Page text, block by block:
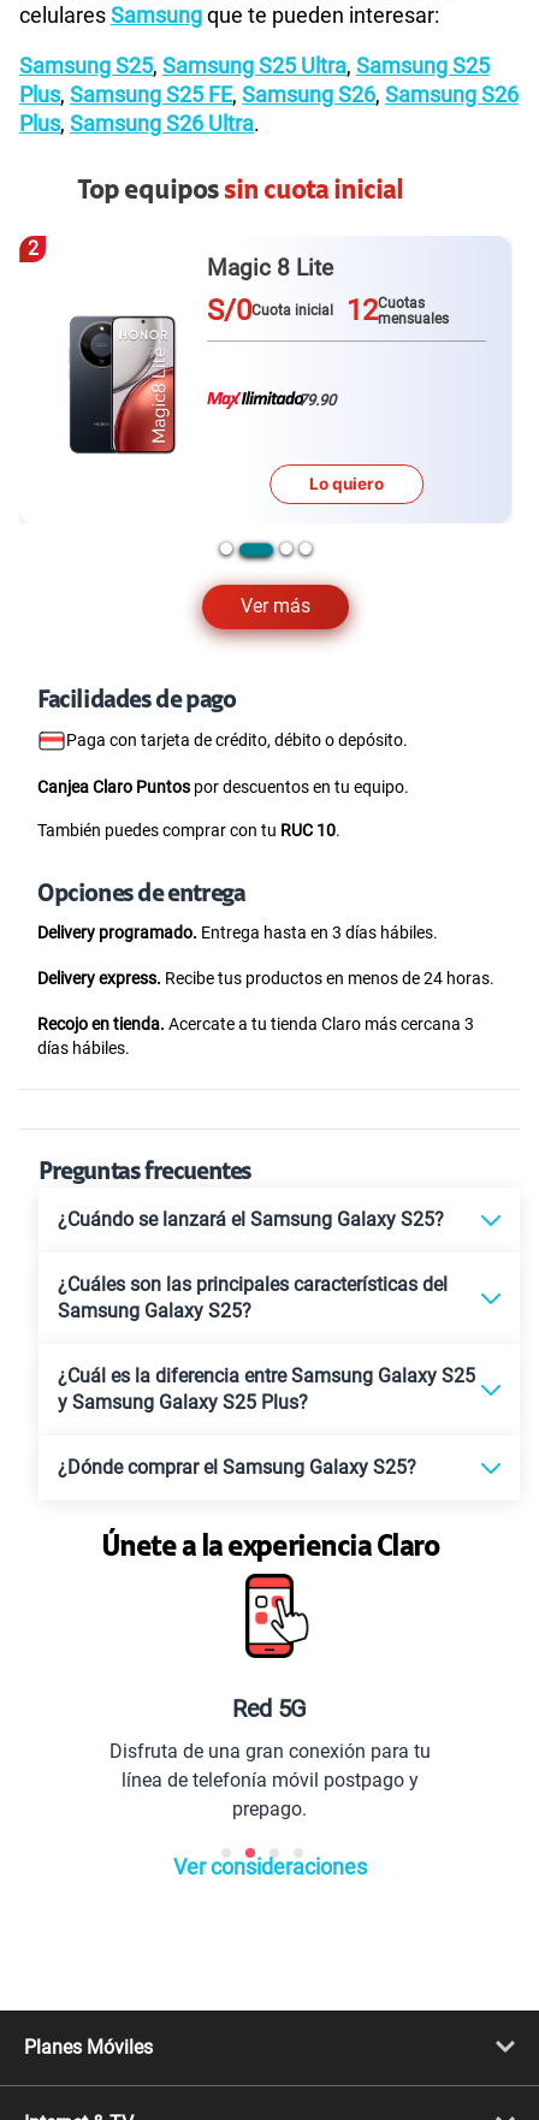
celularesSamsungque te pueden interesar:
Samsung S25, Samsung S25 Ultra, Samsung S25
Plus, Samsung S25 FE, Samsung S26, Samsung S26
Plus, Samsung S26 Ultra.
Top equipossin cuota inicial
Ver más
2
Magic 8 Lite
S/0Cuota inicial 12Cuotas
mensuales
79.90
Lo quiero
Facilidades de pago
Paga con tarjeta de crédito, débito o depósito.
Canjea Claro Puntos por descuentos en tu equipo.
También puedes comprar con tu RUC 10.
Opciones de entrega
Delivery programado. Entrega hasta en 3 días hábiles.
Delivery express. Recibe tus productos en menos de 24 horas.
Recojo en tienda. Acercate a tu tienda Claro más cercana 3
días hábiles.
Preguntas frecuentes
¿Cuándo se lanzará el Samsung Galaxy S25?
¿Cuáles son las principales características del
Samsung Galaxy S25?
¿Cuál es la diferencia entre Samsung Galaxy S25
y Samsung Galaxy S25 Plus?
¿Dónde comprar el Samsung Galaxy S25?
Únete a la experiencia Claro
Red 5G
Disfruta de una gran conexión para tu
línea de telefonía móvil postpago y
prepago.
Ver consideraciones
Planes Móviles
Línea Nueva